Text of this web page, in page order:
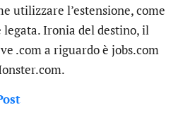
utilizzare l’estensione, come
legata. Ironia del destino, il
.com a riguardo è jobs.com